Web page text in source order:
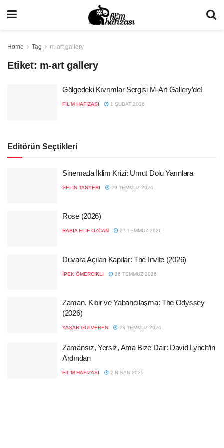
Home Tag m-art gallery
Etiket: m-art gallery
Gölgedeki Kıvrımlar Sergisi M-Art Gallery’de!
FIL'M HAFIZASI 1 ŞUBAT 2016
Editörün Seçtikleri
Sinemada İklim Krizi: Umut Dolu Yarınlara
SELIN TANYERI 29 TEMMUZ 2026
Rose (2026)
RABIA ELIF ÖZCAN 27 TEMMUZ 2026
Duvara Açılan Kapılar: The Invite (2026)
İPEK ÖMERCIKLI 26 TEMMUZ 2026
Zaman, Kibir ve Yabancılaşma: The Odyssey
(2026)
YAŞAR GÜLVEREN 23 TEMMUZ 2026
Zamansız, Yersiz, Ama Bize Dair: David Lynch’in
Ardından
FIL'M HAFIZASI 2 NISAN 2025